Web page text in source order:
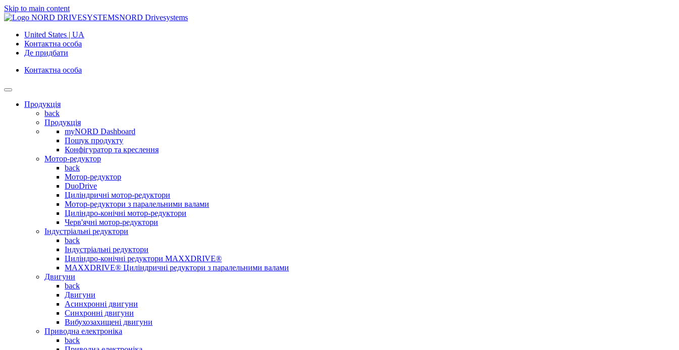
Skip to main content
NORD Drivesystems
United States | UA
Контактна особа
Де придбати
Контактна особа
Продукція
back
Продукція
myNORD Dashboard
Пошук продукту
Конфігуратор та креслення
Мотор-редуктор
back
Мотор-редуктор
DuoDrive
Циліндричні мотор-редуктори
Мотор-редуктори з паралельними валами
Циліндро-конічні мотор-редуктори
Черв'ячні мотор-редуктори
Індустріальні редуктори
back
Індустріальні редуктори
Циліндро-конічні редуктори MAXXDRIVE®
MAXXDRIVE® Циліндричні редуктори з паралельними валами
Двигуни
back
Двигуни
Асинхронні двигуни
Синхронні двигуни
Вибухозахищені двигуни
Приводна електроніка
back